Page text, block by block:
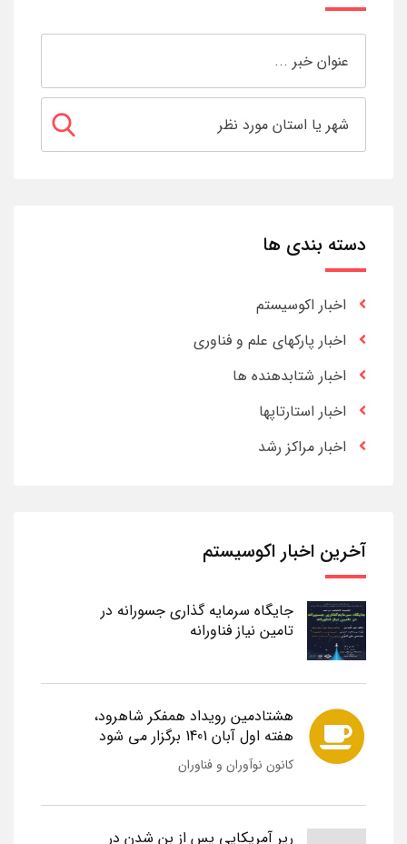
دسته بندی ها
اخبار اکوسیستم
اخبار پارکهای علم و فناوری
اخبار شتابدهنده ها
اخبار استارتاپها
اخبار مراکز رشد
آخرین اخبار اکوسیستم
جایگاه سرمایه گذاری جسورانه در
تامین نیاز فناورانه
هشتادمین رویداد همفکر شاهرود،
هفته اول آبان 1401 برگزار می شود
کانون نوآوران و فناوران
رپر آمریکایی پس از بن شدن در